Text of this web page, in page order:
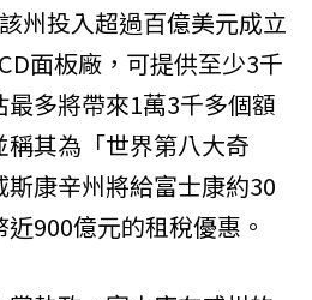
州投入超過百億美元成立
面板廠，可提供至少3千
多將帶來1萬3千多個額
其為「世界第八大奇
康辛州將給富士康約30
900億元的租稅優惠。